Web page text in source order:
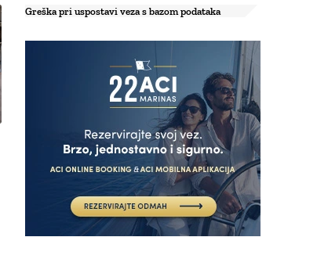
Greška pri uspostavi veza s bazom podataka